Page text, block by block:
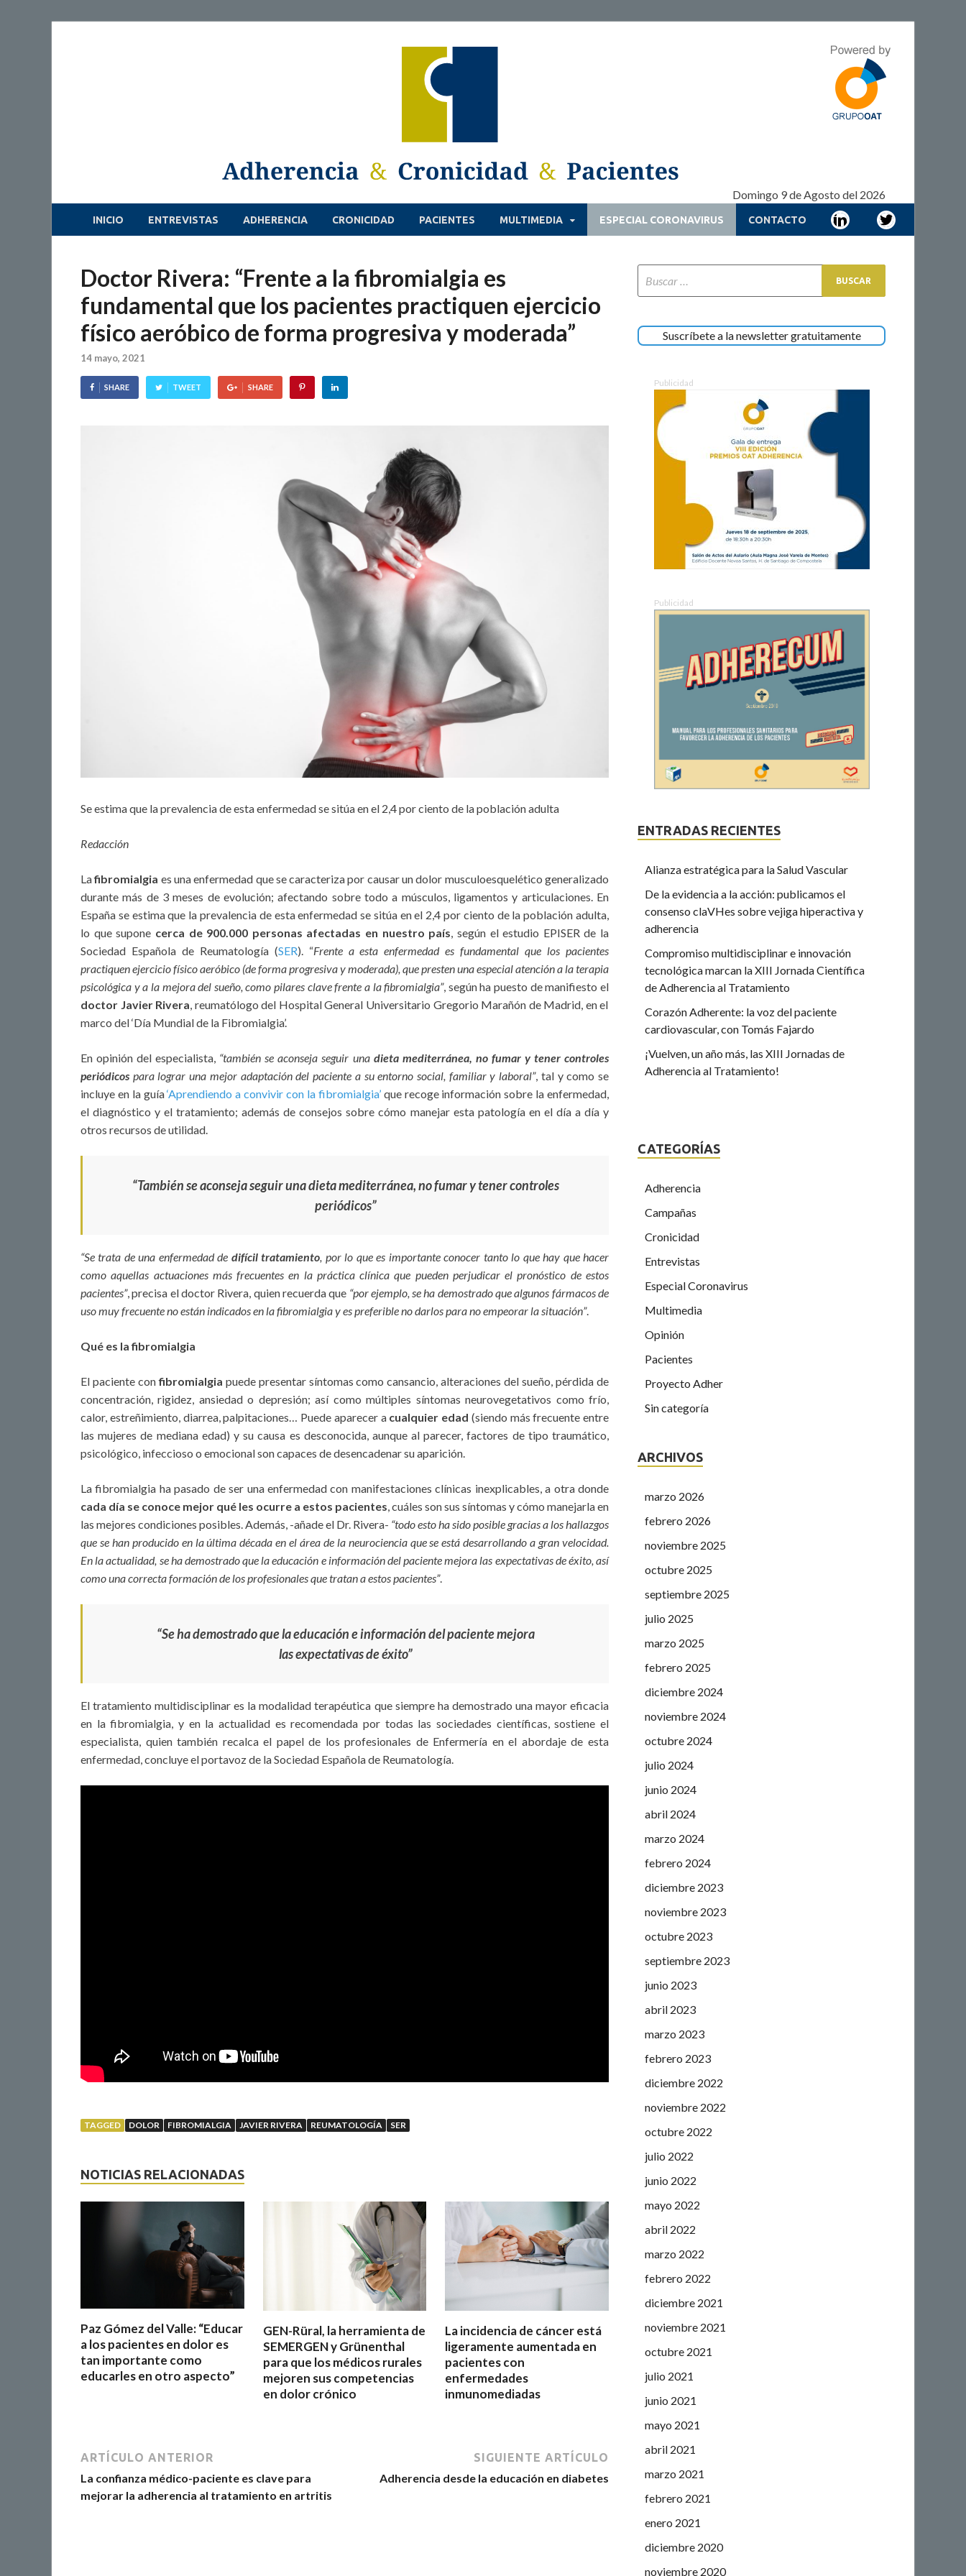
Adherencia –
Cronicidad –
Adherencia – Cronicidad – Pacientes
Domingo 9 de Agosto del 2026
INICIO ENTREVISTAS ADHERENCIA CRONICIDAD PACIENTES MULTIMEDIA ESPECIAL CORONAVIRUS CONTACTO
Doctor Rivera: “Frente a la fibromialgia es
fundamental que los pacientes practiquen ejercicio
físico aeróbico de forma progresiva y moderada”
14 mayo, 2021
SHARE TWEET SHARE
Se estima que la prevalencia de esta enfermedad se sitúa en el 2,4 por ciento de la población adulta
Redacción
Lafibromialgia es una enfermedad que se caracteriza por causar un dolor musculoesquelético generalizado
durante más de 3 meses de evolución; afectando sobre todo a músculos, ligamentos y articulaciones. En
España se estima que la prevalencia de esta enfermedad se sitúa en el 2,4 por ciento de la población adulta,
lo que supone cerca de 900.000 personas afectadas en nuestro país, según el estudio EPISER de la
Sociedad Española de Reumatología (SER). “Frente a esta enfermedad es fundamental que los pacientes
practiquen ejercicio físico aeróbico (de forma progresiva y moderada), que presten una especial atención a la terapia
psicológica y a la mejora del sueño, como pilares clave frente a la fibromialgia”, según ha puesto de manifiesto el
doctor Javier Rivera, reumatólogo del Hospital General Universitario Gregorio Marañón de Madrid, en el
marco del ‘Día Mundial de la Fibromialgia’.
En opinión del especialista, “también se aconseja seguir una dieta mediterránea, no fumar y tener controles
periódicos para lograr una mejor adaptación del paciente a su entorno social, familiar y laboral”, tal y como se
incluye en la guía‘Aprendiendo a convivir con la fibromialgia’que recoge información sobre la enfermedad,
el diagnóstico y el tratamiento; además de consejos sobre cómo manejar esta patología en el día a día y
otros recursos de utilidad.
“También se aconseja seguir una dieta mediterránea, no fumar y tener controles
periódicos”
“Se trata de una enfermedad de difícil tratamiento, por lo que es importante conocer tanto lo que hay que hacer
como aquellas actuaciones más frecuentes en la práctica clínica que pueden perjudicar el pronóstico de estos
pacientes”, precisa el doctor Rivera, quien recuerda que “por ejemplo, se ha demostrado que algunos fármacos de
uso muy frecuente no están indicados en la fibromialgia y es preferible no darlos para no empeorar la situación”.
Qué es la fibromialgia
El paciente confibromialgia puede presentar síntomas como cansancio, alteraciones del sueño, pérdida de
concentración, rigidez, ansiedad o depresión; así como múltiples síntomas neurovegetativos como frío,
calor, estreñimiento, diarrea, palpitaciones… Puede aparecer acualquier edad (siendo más frecuente entre
las mujeres de mediana edad) y su causa es desconocida, aunque al parecer, factores de tipo traumático,
psicológico, infeccioso o emocional son capaces de desencadenar su aparición.
La fibromialgia ha pasado de ser una enfermedad con manifestaciones clínicas inexplicables, a otra donde
cada día se conoce mejor qué les ocurre a estos pacientes, cuáles son sus síntomas y cómo manejarla en
las mejores condiciones posibles. Además, -añade el Dr. Rivera- “todo esto ha sido posible gracias a los hallazgos
que se han producido en la última década en el área de la neurociencia que se está desarrollando a gran velocidad.
En la actualidad, se ha demostrado que la educación e información del paciente mejora las expectativas de éxito, así
como una correcta formación de los profesionales que tratan a estos pacientes”.
“Se ha demostrado que la educación e información del paciente mejora
las expectativas de éxito”
El tratamiento multidisciplinar es la modalidad terapéutica que siempre ha demostrado una mayor eficacia
en la fibromialgia, y en la actualidad es recomendada por todas las sociedades científicas, sostiene el
especialista, quien también recalca el papel de los profesionales de Enfermería en el abordaje de esta
enfermedad, concluye el portavoz de la Sociedad Española de Reumatología.
TAGGED DOLOR FIBROMIALGIA JAVIER RIVERA REUMATOLOGÍA SER
NOTICIAS RELACIONADAS
Paz Gómez del Valle: “Educar
a los pacientes en dolor es
tan importante como
educarles en otro aspecto”
GEN-Rüral, la herramienta de
SEMERGEN y Grünenthal
para que los médicos rurales
mejoren sus competencias
en dolor crónico
La incidencia de cáncer está
ligeramente aumentada en
pacientes con
enfermedades
inmunomediadas
ARTÍCULO ANTERIOR
La confianza médico-paciente es clave para
mejorar la adherencia al tratamiento en artritis
SIGUIENTE ARTÍCULO
Adherencia desde la educación en diabetes
Suscríbete a la newsletter gratuitamente
Publicidad
Publicidad
ENTRADAS RECIENTES
Alianza estratégica para la Salud Vascular
De la evidencia a la acción: publicamos el
consenso claVHes sobre vejiga hiperactiva y
adherencia
Compromiso multidisciplinar e innovación
tecnológica marcan la XIII Jornada Científica
de Adherencia al Tratamiento
Corazón Adherente: la voz del paciente
cardiovascular, con Tomás Fajardo
¡Vuelven, un año más, las XIII Jornadas de
Adherencia al Tratamiento!
CATEGORÍAS
Adherencia
Campañas
Cronicidad
Entrevistas
Especial Coronavirus
Multimedia
Opinión
Pacientes
Proyecto Adher
Sin categoría
ARCHIVOS
marzo 2026
febrero 2026
noviembre 2025
octubre 2025
septiembre 2025
julio 2025
marzo 2025
febrero 2025
diciembre 2024
noviembre 2024
octubre 2024
julio 2024
junio 2024
abril 2024
marzo 2024
febrero 2024
diciembre 2023
noviembre 2023
octubre 2023
septiembre 2023
junio 2023
abril 2023
marzo 2023
febrero 2023
diciembre 2022
noviembre 2022
octubre 2022
julio 2022
junio 2022
mayo 2022
abril 2022
marzo 2022
febrero 2022
diciembre 2021
noviembre 2021
octubre 2021
julio 2021
junio 2021
mayo 2021
abril 2021
marzo 2021
febrero 2021
enero 2021
diciembre 2020
noviembre 2020